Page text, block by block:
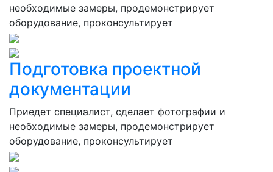
необходимые замеры, продемонстрирует
оборудование, проконсультирует
Подготовка проектной
документации
Приедет специалист, сделает фотографии и
необходимые замеры, продемонстрирует
оборудование, проконсультирует